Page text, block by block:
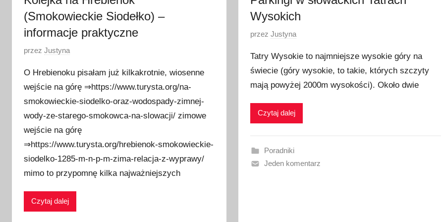
(Smokowieckie Siodełko) –
informacje praktyczne
O
u
b
l
i
k
o
przez Justyna
O Hrebienoku pisałam już kilkakrotnie, wiosenne
wejście na górę ⇒https://www.turysta.org/na-
smokowieckie-siodelko-oraz-wodospady-zimnej-
wody-ze-starego-smokowca-na-slowacji/ zimowe
wejście na górę
⇒https://www.turysta.org/hrebienok-smokowieckie-
siodelko-1285-m-n-p-m-zima-relacja-z-wyprawy/
mimo to przypomnę kilka najważniejszych
Czytaj dalej
Wysokich
O
u
b
l
o
a
n
przezJustyna
Tatry Wysokie to najmniejsze wysokie góry na
świecie (góry wysokie, to takie, których szczyty
mają powyżej 2000m wysokości). Około dwie
Czytaj dalej
Poradniki
Jeden komentarz